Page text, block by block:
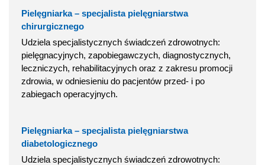
Pielęgniarka – specjalista pielęgniarstwa
chirurgicznego
Udziela specjalistycznych świadczeń zdrowotnych:
pielęgnacyjnych, zapobiegawczych, diagnostycznych,
leczniczych, rehabilitacyjnych oraz z zakresu promocji
zdrowia, w odniesieniu do pacjentów przed- i po
zabiegach operacyjnych.
Pielęgniarka – specjalista pielęgniarstwa
diabetologicznego
Udziela specjalistycznych świadczeń zdrowotnych: